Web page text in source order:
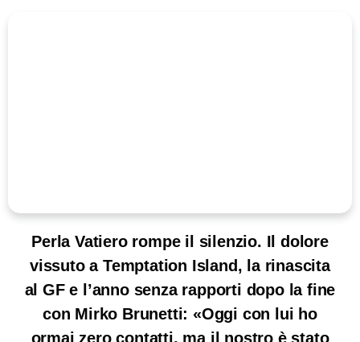
Perla Vatiero rompe il silenzio. Il dolore
vissuto a Temptation Island, la rinascita
al GF e l’anno senza rapporti dopo la fine
con Mirko Brunetti: «Oggi con lui ho
ormai zero contatti, ma il nostro è stato